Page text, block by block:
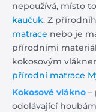
nepoužívá, místo
kaučuk. Z
matrace nebo je
přírodními
kokosovým
přírodní matrace
Kokosové vlákno –
odolávající